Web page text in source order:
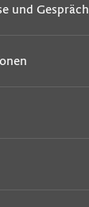
und Gespräch